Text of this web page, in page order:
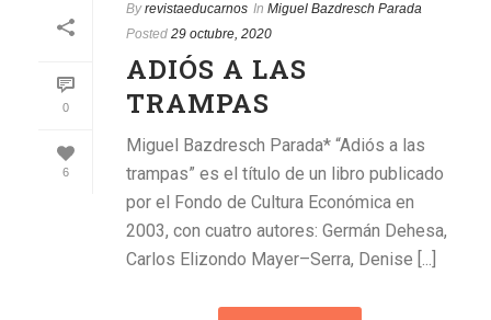
0
6
By revistaeducarnos In Miguel Bazdresch Parada
Posted 29 octubre, 2020
ADIÓS A LAS
TRAMPAS
Miguel Bazdresch Parada* “Adiós a las
trampas” es el título de un libro publicado
por el Fondo de Cultura Económica en
2003, con cuatro autores: Germán Dehesa,
Carlos Elizondo Mayer–Serra, Denise [...]